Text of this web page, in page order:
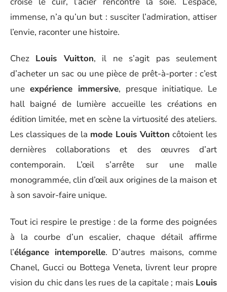
immense, n’a qu’un but : susciter l’admiration, attiser
l’envie, raconter une histoire.
Chez Louis Vuitton, il ne s’agit pas seulement
d’acheter un sac ou une pièce de prêt-à-porter : c’est
une expérience immersive, presque initiatique. Le
hall baigné de lumière accueille les créations en
édition limitée, met en scène la virtuosité des ateliers.
Les classiques de la mode Louis Vuitton côtoient les
dernières collaborations et des œuvres d’art
contemporain. L’œil s’arrête sur une malle
monogrammée, clin d’œil aux origines de la maison et
à son savoir-faire unique.
Tout ici respire le prestige : de la forme des poignées
à la courbe d’un escalier, chaque détail affirme
l’élégance intemporelle. D’autres maisons, comme
Chanel, Gucci ou Bottega Veneta, livrent leur propre
vision du chic dans les rues de la capitale ; mais Louis